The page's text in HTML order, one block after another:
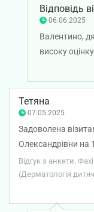
Відповідь
06.06.2025
Валентино,
високу
лікаря-
Бажаємо вам
Тетяна
07.05.2025
Задоволена
Олександрівни на
професіонал своєї
призначила дієве
рекомендації.
миттєво видалила
Відгук з анкети.
(Дерматологія